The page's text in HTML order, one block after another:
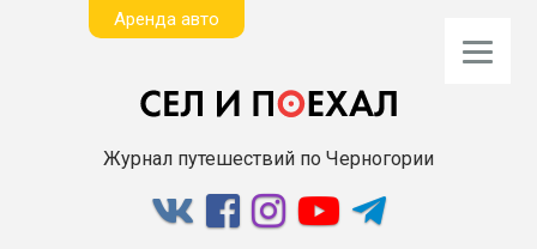
Aренда авто
Журнал путешествий по Черногории